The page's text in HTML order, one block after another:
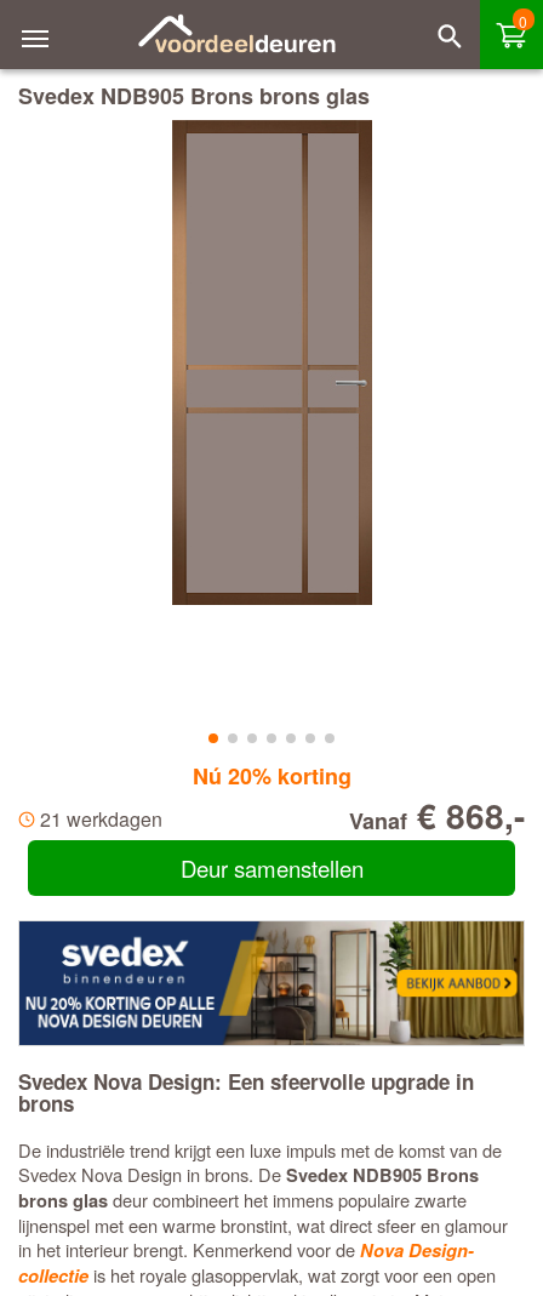
0
Svedex NDB905 Brons brons glas
Nú 20% korting
21 werkdagen Vanaf € 868,-
Deur samenstellen
Svedex Nova Design: Een sfeervolle upgrade in
brons
De industriële trend krijgt een luxe impuls met de komst van de
Svedex Nova Design in brons. DeSvedex NDB905 Brons
brons glasdeur combineert het immens populaire zwarte
lijnenspel met een warme bronstint, wat direct sfeer en glamour
in het interieur brengt. Kenmerkend voor deNova Design-
collectie is het royale glasoppervlak, wat zorgt voor een open